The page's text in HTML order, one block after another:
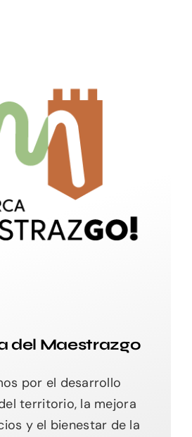
del Maestrazgo
por el desarrollo
territorio, la mejora
y el bienestar de la